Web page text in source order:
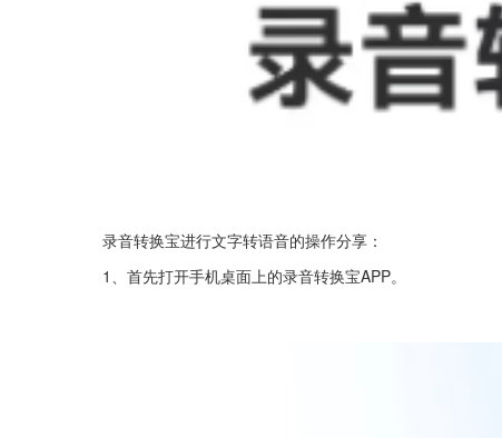
录音转换宝进行文字转语音的操作分享：
1、首先打开手机桌面上的录音转换宝APP。